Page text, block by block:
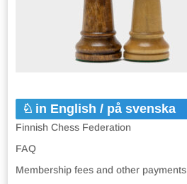
in English / på svenska
Finnish Chess Federation
FAQ
Membership fees and other payments